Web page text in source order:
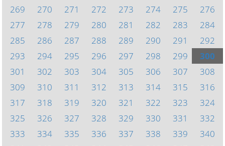
269
270 271 272 273 274 275
276
277
278 279 280 281 282 283
284
285
286 287 288 289 290 291
292
293
294 295 296 297 298 299
300
301
302 303 304 305 306 307
308
309
310 311 312 313 314 315
316
317
318 319 320 321 322 323
324
325
326 327 328 329 330 331
332
333
334 335 336 337 338 339
340